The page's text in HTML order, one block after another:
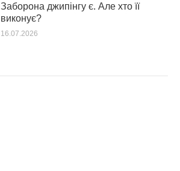
Заборона джипінгу є. Але хто її
виконує?
16.07.2026